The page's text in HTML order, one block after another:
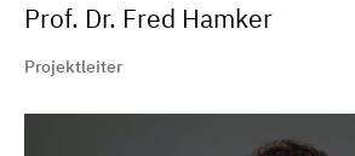
Prof. Dr. Fred Hamker
Projektleiter